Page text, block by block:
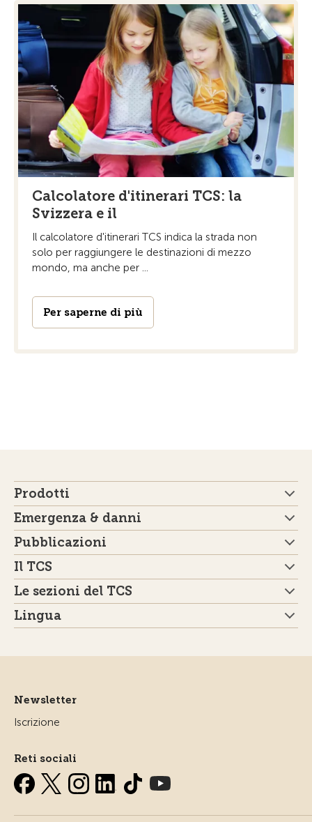
Calcolatore d'itinerari TCS: la
Svizzera e il
Il calcolatore d'itinerari TCS indica la strada non
solo per raggiungere le destinazioni di mezzo
mondo, ma anche per ...
Per saperne di più
Prodotti
Emergenza & danni
Pubblicazioni
Il TCS
Le sezioni del TCS
Lingua
Newsletter
Iscrizione
Reti sociali